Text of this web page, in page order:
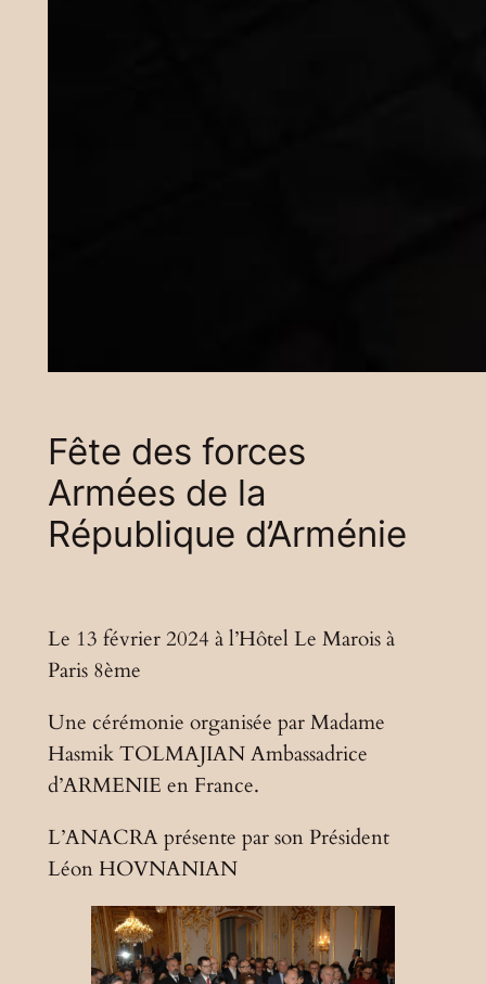
Fête des forces
Armées de la
République d’Arménie
Le 13 février 2024 à l’Hôtel Le Marois à
Paris 8ème
Une cérémonie organisée par Madame
Hasmik TOLMAJIAN Ambassadrice
d’ARMENIE en France.
L’ANACRA présente par son Président
Léon HOVNANIAN